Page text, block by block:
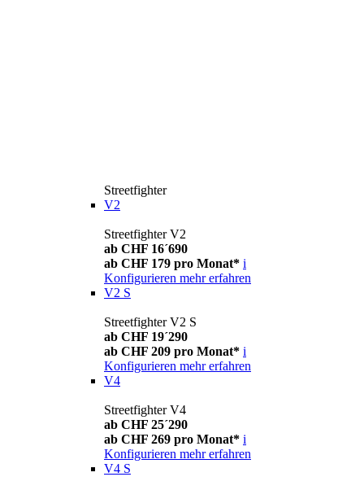
Streetfighter
V2
Streetfighter V2
ab CHF 16´690
ab CHF 179 pro Monat* i
Konfigurieren mehr erfahren
V2 S
Streetfighter V2 S
ab CHF 19´290
ab CHF 209 pro Monat* i
Konfigurieren mehr erfahren
V4
Streetfighter V4
ab CHF 25´290
ab CHF 269 pro Monat* i
Konfigurieren mehr erfahren
V4 S